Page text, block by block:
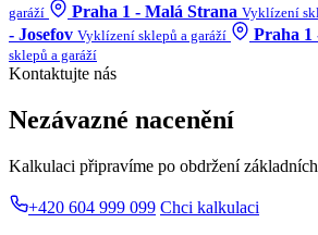
garáží
Praha 1 - Malá Strana Vyklízení
- Josefov Vyklízení sklepů a garáží Praha 1
sklepů a garáží
Kontaktujte nás
Nezávazné nacenění
Kalkulaci připravíme po obdržení
+420 604 999 099 Chci kalkulaci